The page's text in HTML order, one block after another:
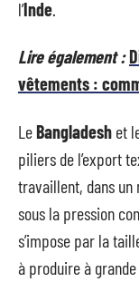
l’Inde
Lire également :
vêtements :
LeBangladesh et
piliers de l’export
travaillent, dans un
sous la pression
s’impose par la
à produire à grande